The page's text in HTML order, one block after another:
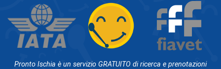
Pronto Ischia è un servizio GRATUITO di ricerca e prenotazioni